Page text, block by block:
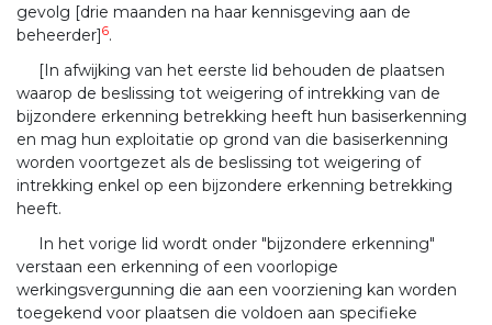
gevolg [drie maanden na haar kennisgeving aan de
beheerder]6.
[In afwijking van het eerste lid behouden de plaatsen
waarop de beslissing tot weigering of intrekking van de
bijzondere erkenning betrekking heeft hun basiserkenning
en mag hun exploitatie op grond van die basiserkenning
worden voortgezet als de beslissing tot weigering of
intrekking enkel op een bijzondere erkenning betrekking
heeft.
In het vorige lid wordt onder "bijzondere erkenning"
verstaan een erkenning of een voorlopige
werkingsvergunning die aan een voorziening kan worden
toegekend voor plaatsen die voldoen aan specifieke